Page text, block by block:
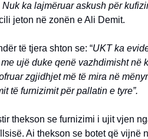
ka lajmëruar askush për
jeton në zonën e Ali Demit.
të tjera shton se: “UKT ka
ujë duke qenë vazhdimisht në
zgjidhjet më të mira në
të furnizimit për pallatin e tyre”.
thekson se furnizimi i ujit vjen
Ai thekson se botet që vijnë